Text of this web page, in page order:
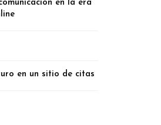
en la era
en un sitio de citas